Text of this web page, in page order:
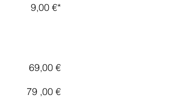
9,00 €*
69,00 €
79 ,00 €